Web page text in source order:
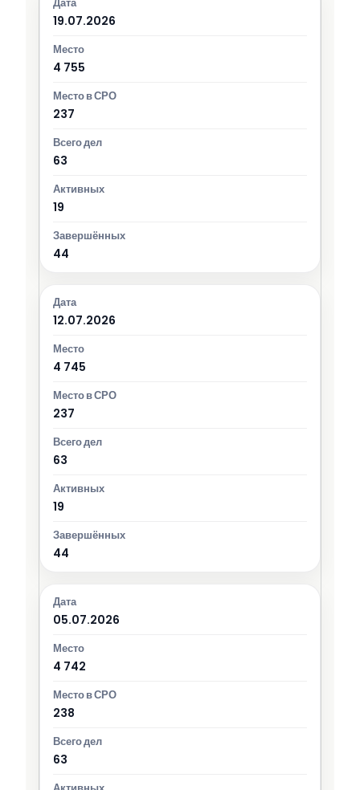
19.07.2026
4 755
237
63
19
44
12.07.2026
4 745
237
63
19
44
05.07.2026
4 742
238
63